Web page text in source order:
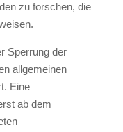
zu forschen, die
Sperrung der
allgemeinen
Eine
ab dem